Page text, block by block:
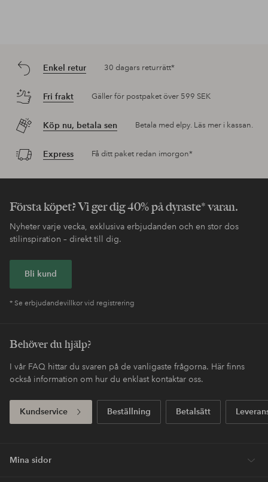
Enkel retur 30 dagars returrätt*
Fri frakt Gäller för postpaket över 599 SEK
Köp nu, betala sen Betala med elpy. Läs mer i kassan.
Express Få ditt paket redan imorgon*
Första köpet? Vi ger dig 40% på dyraste* varan.
Nyheter varje vecka, exklusiva erbjudanden och en stor dos
stilinspiration – direkt till dig.
Bli kund
* Se erbjudandevillkor vid registrering
Behöver du hjälp?
I vår FAQ hittar du svaren på de vanligaste frågorna. Här finns
också information om hur du enklast kontaktar oss.
Kundservice Beställning Betalsätt
Mina sidor